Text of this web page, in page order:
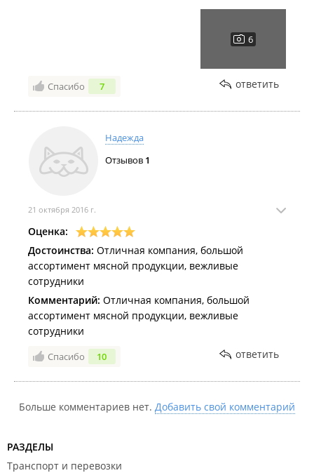
Спасибо 7 ответить
Надежда
Отзывов 1
21 октября 2016 г.
Оценка:
Достоинства: Отличная компания, большой
ассортимент мясной продукции, вежливые
сотрудники
Комментарий: Отличная компания, большой
ассортимент мясной продукции, вежливые
сотрудники
Спасибо 10 ответить
Больше комментариев нет. Добавить свой комментарий
РАЗДЕЛЫ
Транспорт и перевозки